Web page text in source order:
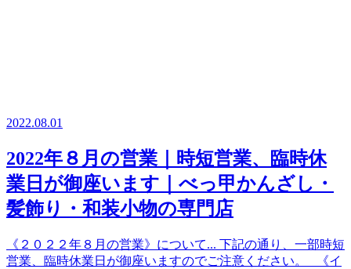
2022.08.01
2022年８月の営業｜時短営業、臨時休
業日が御座います｜べっ甲かんざし・
髪飾り・和装小物の専門店
《２０２２年８月の営業》について... 下記の通り、一部時短
営業、臨時休業日が御座いますのでご注意ください。 《イ